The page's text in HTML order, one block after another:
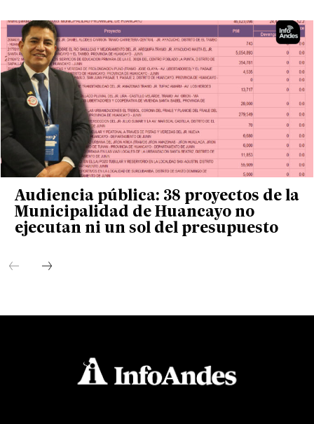
Audiencia pública: 38 proyectos de la
Municipalidad de Huancayo no
ejecutan ni un sol del presupuesto